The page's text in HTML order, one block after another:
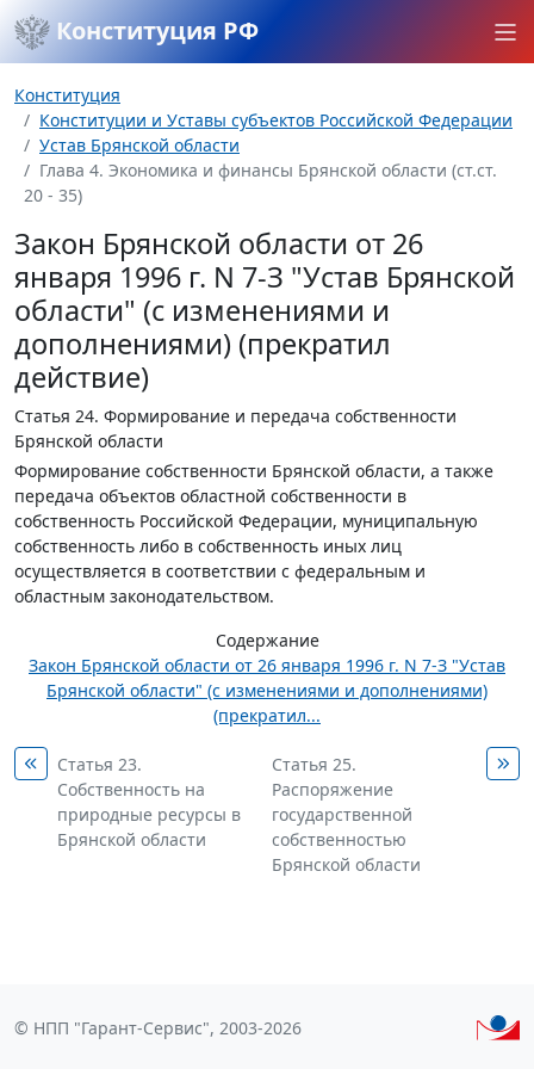
Конституция РФ
Конституция
Конституции и Уставы субъектов Российской Федерации
Устав Брянской области
Глава 4. Экономика и финансы Брянской области (ст.ст.
20 - 35)
Закон Брянской области от 26
января 1996 г. N 7-З "Устав Брянской
области" (с изменениями и
дополнениями) (прекратил
действие)
Статья 24. Формирование и передача собственности
Брянской области
Формирование собственности Брянской области, а также
передача объектов областной собственности в
собственность Российской Федерации, муниципальную
собственность либо в собственность иных лиц
осуществляется в соответствии с федеральным и
областным законодательством.
Содержание
Закон Брянской области от 26 января 1996 г. N 7-З "Устав
Брянской области" (с изменениями и дополнениями)
(прекратил...
Статья 23.
Собственность на
природные ресурсы в
Брянской области
Статья 25.
Распоряжение
государственной
собственностью
Брянской области
© НПП "Гарант-Сервис", 2003-2026